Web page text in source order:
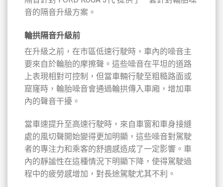
音的隔音升級方案。
輪拱隔音升級前
在升級之前，在市區低速行駛時，車內的噪音主
要來自於輪胎的摩擦聲。這些噪音在平坦的道路
上表現相對可控制，但當車輛行駛至粗糙路面或
窟窿時，輪胎噪音會通過輪拱傳入車廂，增加車
內的聲音干擾。
當車速提升至高速行駛時，來自車窗和車身接縫
處的風切聲開始變得更加明顯，這些噪音對駕駛
者的專注力和乘客的舒適感造成了一定影響。車
內的靜謐性在這種情況下明顯下降，使得駕駛過
程中的疲勞感增加，對長途駕駛尤其不利。